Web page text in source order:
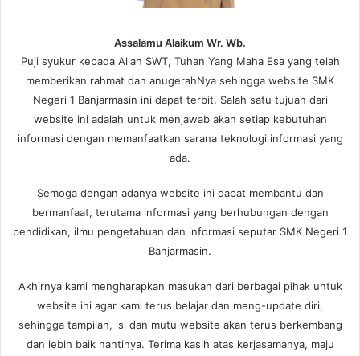
Assalamu Alaikum Wr. Wb.
Puji syukur kepada Allah SWT, Tuhan Yang Maha Esa yang telah
memberikan rahmat dan anugerahNya sehingga website SMK
Negeri 1 Banjarmasin ini dapat terbit. Salah satu tujuan dari
website ini adalah untuk menjawab akan setiap kebutuhan
informasi dengan memanfaatkan sarana teknologi informasi yang
ada.
Semoga dengan adanya website ini dapat membantu dan
bermanfaat, terutama informasi yang berhubungan dengan
pendidikan, ilmu pengetahuan dan informasi seputar SMK Negeri 1
Banjarmasin.
Akhirnya kami mengharapkan masukan dari berbagai pihak untuk
website ini agar kami terus belajar dan meng-update diri,
sehingga tampilan, isi dan mutu website akan terus berkembang
dan lebih baik nantinya. Terima kasih atas kerjasamanya, maju